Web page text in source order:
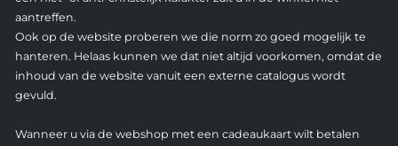
aantreffen.
Ook op de website proberen we die norm zo goed mogelijk te
hanteren. Helaas kunnen we dat niet altijd voorkomen, omdat de
inhoud van de website vanuit een externe catalogus wordt
gevuld.
Wanneer u via de webshop met een cadeaukaart wilt betalen